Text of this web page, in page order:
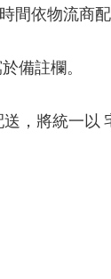
間依物流商配
備註欄。
，將統一以